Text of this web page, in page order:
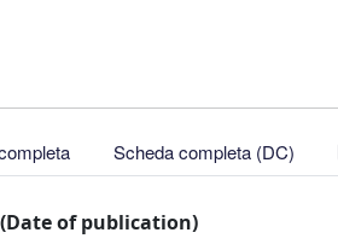
Scheda completa (DC)
of publication)